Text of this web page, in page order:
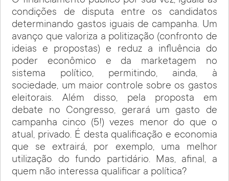
condições de disputa entre os candidatos
determinando gastos iguais de campanha. Um
avanço que valoriza a politização (confronto de
ideias e propostas) e reduz a influência do
poder econômico e da marketagem no
sistema político, permitindo, ainda, à
sociedade, um maior controle sobre os gastos
eleitorais. Além disso, pela proposta em
debate no Congresso, gerará um gasto de
campanha cinco (5!) vezes menor do que o
atual, privado. É desta qualificação e economia
que se extrairá, por exemplo, uma melhor
utilização do fundo partidário. Mas, afinal, a
quem não interessa qualificar a política?